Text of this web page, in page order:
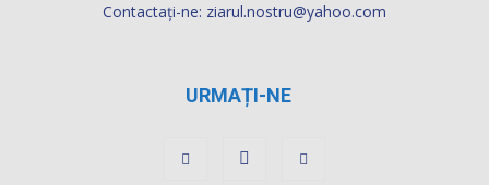
Contactați-ne: ziarul.nostru@yahoo.com
URMAȚI-NE